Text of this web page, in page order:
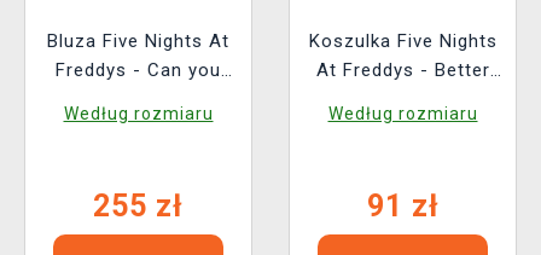
Bluza Five Nights At
Freddys - Can you
Według rozmiaru
255 zł
Koszulka Five Nights
At Freddys - Better
Według rozmiaru
91 zł